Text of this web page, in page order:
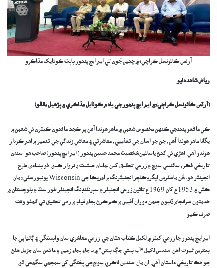
آرٽس ڪائونسل ڪراچيءَ ۾ ڇھين جُون تي ايم ايڇ پنھور بابت ڪوٺايک مذاڪرو
رياض شاھد دايو
(آرٽس ڪائونسل ڪراچيءَ ۾ ايم ايڇ پنھور جي ياد م ڪوٺايل مذاڪري ۾ پڙھيل مقالو)
‎ڪي ماڻھو پنھنجي ڪنهن مخصوص شعبي ۾ ماھر ھوندا آھن پر ڪجھ ماڻھون ڪيترن ئي شعبن ۾
يگانا ماھر ھوندا آھن، جن جو اسان جي تھذيبي، معاشرتي ۽ معاشي زندگي جي تعمير ۾ اھم ڪردار
ھوندو آھي. اھڙي ئي گھڻ پاسائين شخصيت محمد حسين پنھور ( ايم ايڇ پنھور) صاحب ھو. سندن
تاريخي فڪر، سائنسي سوچ ۽ زرعي تحقيق کين نمايان حيثيت ۾ نروار ڪيو. ھُو بنيادي طرح
انجينئر ھو، ھُن ماسٽرس ايگريڪلچر انجنيئرنگ ۾ آمريڪا جي Wisconsin يونيورسٽيءَ مان
ڪئي ۽ 1953ع کان 1969ع تائين زرعي انجنيئر ۽ سپرنٽنڊنگ انجينئر طور سنڌ ۽ بلوچستان ۾
خدمتون سرانجام ڏنيون جنھن دوران آفيس ۾ ڪم ڪرڻ بجاءِ فيلڊ ۾ رهي تحقيق تي گھڻو وقت
صرف ڪيو.
‎ايم ايڇ پنھور جا زرعي کيتر ۾ لکيل ڪتاب هتان جي زرعي معاشري سان وابستگي ۽ ڳانڍاپي جا
بھترين ثبوت آھن. سندس لکيل “آب بيتي جڳ بيتي” ۾ بہ جاءِ بجاءِ زمين ۽ ماڻھن سان جڙيل ھئڻ
جو ھڪ تاريخي داستان آھي. ان مان سندس فڪري سوچ جي پختگي کي سمجھي سگھجي ٿو.